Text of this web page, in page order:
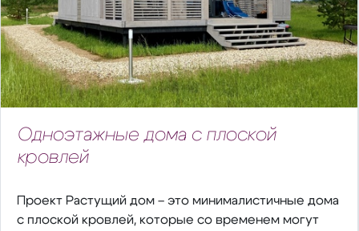
Одноэтажные дома с плоской
кровлей
Проект Растущий дом – это минималистичные дома
с плоской кровлей, которые со временем могут